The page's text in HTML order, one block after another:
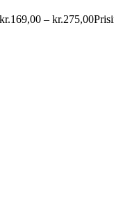
kr.169,00 – kr.275,00